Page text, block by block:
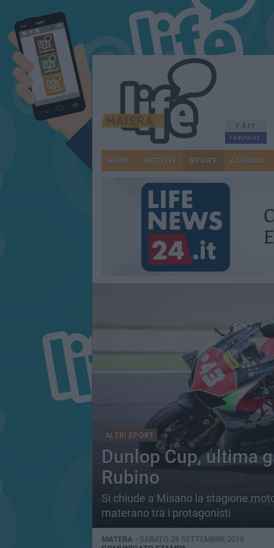
7.517
FANPAGE
HOME NOTIZIE SPORT AGENDA
ALTRI SPORT
Dunlop Cup, ultima
Rubino
Si chiude a Misano la stagione
materano tra i protagonisti
MATERA - SABATO 28 SETTEMBRE 2019